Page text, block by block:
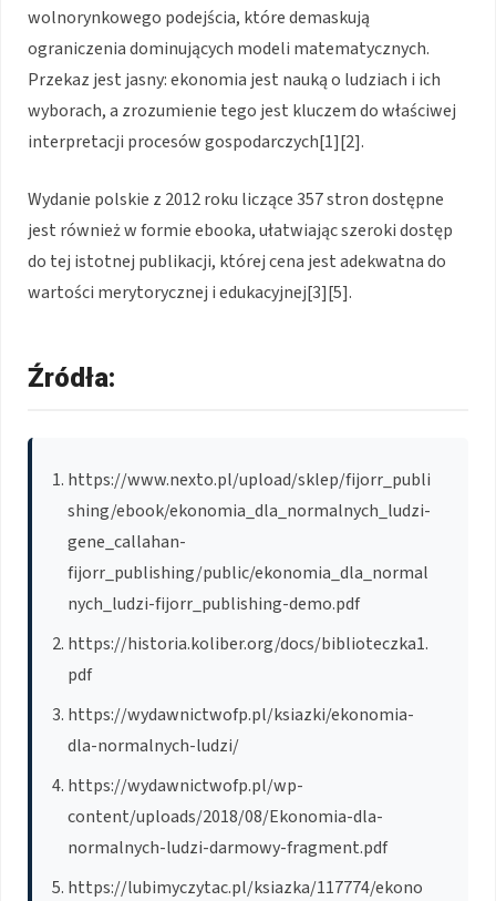
wolnorynkowego podejścia, które demaskują
ograniczenia dominujących modeli matematycznych.
Przekaz jest jasny: ekonomia jest nauką o ludziach i ich
wyborach, a zrozumienie tego jest kluczem do właściwej
interpretacji procesów gospodarczych[1][2].
Wydanie polskie z 2012 roku liczące 357 stron dostępne
jest również w formie ebooka, ułatwiając szeroki dostęp
do tej istotnej publikacji, której cena jest adekwatna do
wartości merytorycznej i edukacyjnej[3][5].
Źródła:
https://www.nexto.pl/upload/sklep/fijorr_publi
shing/ebook/ekonomia_dla_normalnych_ludzi-
gene_callahan-
fijorr_publishing/public/ekonomia_dla_normal
nych_ludzi-fijorr_publishing-demo.pdf
https://historia.koliber.org/docs/biblioteczka1.
pdf
https://wydawnictwofp.pl/ksiazki/ekonomia-
dla-normalnych-ludzi/
https://wydawnictwofp.pl/wp-
content/uploads/2018/08/Ekonomia-dla-
normalnych-ludzi-darmowy-fragment.pdf
https://lubimyczytac.pl/ksiazka/117774/ekono